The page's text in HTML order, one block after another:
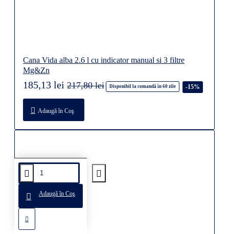
Adaugă în Coş
Cana Vida alba 2.6 l cu indicator manual si 3 filtre
Mg&Zn
Disponibil la comandă în 60 zile -15%
185,13 lei 217,80 lei
Adaugă în Coş